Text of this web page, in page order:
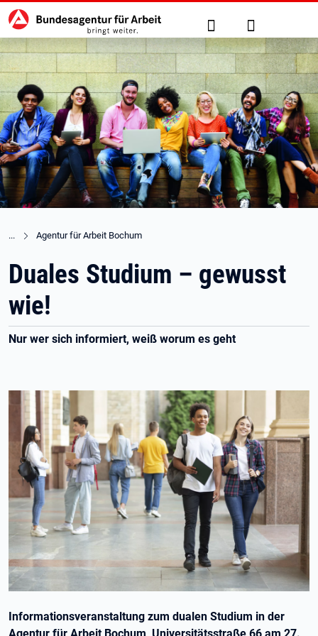
zu den Hauptinhalten springen
Hauptnavigation Suche Anmelden
Agentur für Arbeit Bochum
Duales Studium – gewusst
wie!
Nur wer sich informiert, weiß worum es geht
Informationsveranstaltung zum dualen Studium in der